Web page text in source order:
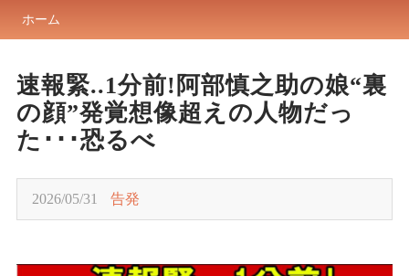
ホーム
速報緊..1分前!阿部慎之助の娘“裏
の顔”発覚想像超えの人物だっ
た･･･恐るべ
2026/05/31 告発